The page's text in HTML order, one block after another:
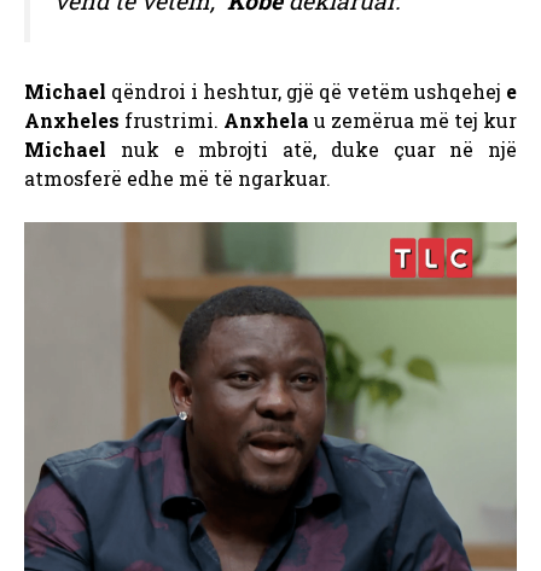
Michael qëndroi i heshtur, gjë që vetëm ushqehej e
Anxheles frustrimi. Anxhela u zemërua më tej kur
Michael nuk e mbrojti atë, duke çuar në një
atmosferë edhe më të ngarkuar.